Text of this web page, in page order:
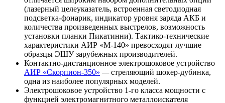
(лазерный целеуказатель, встроенная светодиодная
подсветка-фонарик, индикатор уровня заряда АКБ и
количества произведенных выстрелов, возможность
установки планки Пикатинни). Тактико-технические
характеристики АИР «М-140» превосходят лучшие
образцы ЭШУ зарубежных производителей.
Контактно-дистанционное электрошоковое устройство
АИР «Скорпион-350» — стреляющий шокер-дубинка,
одна из наиболее популярных моделей.
Электрошоковое устройство 1-го класса мощности с
функцией электромагнитного металлоискателя